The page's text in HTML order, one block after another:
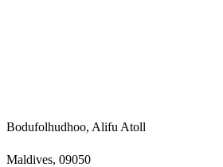
Bodufolhudhoo, Alifu Atoll
Maldives, 09050